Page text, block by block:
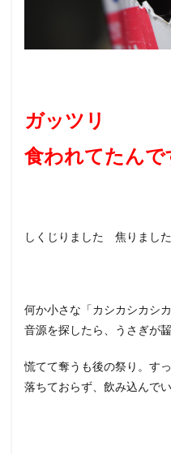
ガッツリ
食われてたんで
しくじりました 焦りまし
何か小さな「カシカシカシ
音源を探したら、うさぎが
慌てて奪うも後の祭り。す
落ちておらず、飲み込んで